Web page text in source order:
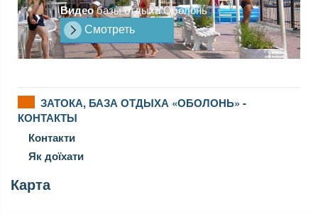
Видеобазы отдыха Оболонь
Смотреть
ЗАТОКА, БАЗА ОТДЫХА «ОБОЛОНЬ» -
КОНТАКТЫ
Контакти
Як доїхати
Карта